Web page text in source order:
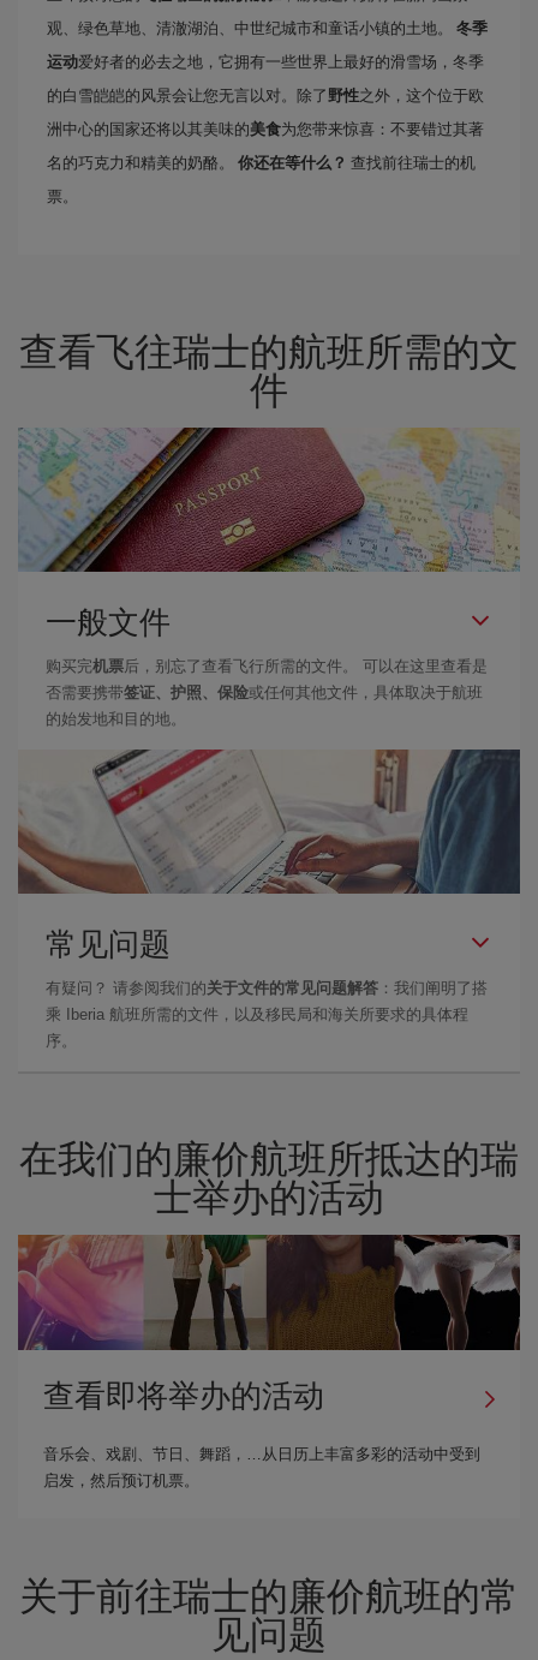
观、绿色草地、清澈湖泊、中世纪城市和童话小镇的土地。 冬季
运动爱好者的必去之地，它拥有一些世界上最好的滑雪场，冬季
的白雪皑皑的风景会让您无言以对。除了 野性之外，这个位于欧
洲中心的国家还将以其美味的美食为您带来惊喜：不要错过其著
名的巧克力和精美的奶酪。 你还在等什么？ 查找前往瑞士的机
票。
查看飞往瑞士的航班所需的文
件
一般文件
购买完机票后，别忘了查看飞行所需的文件。 可以在这里查看是
否需要携带签证、护照、保险或任何其他文件，具体取决于航班
的始发地和目的地。
常见问题
有疑问？ 请参阅我们的关于文件的常见问题解答 ：我们阐明了搭
乘 Iberia 航班所需的文件，以及移民局和海关所要求的具体程
序。
在我们的廉价航班所抵达的瑞
士举办的活动
查看即将举办的活动
音乐会、戏剧、节日、舞蹈，…从日历上丰富多彩的活动中受到
启发，然后预订机票。
关于前往瑞士的廉价航班的常
见问题